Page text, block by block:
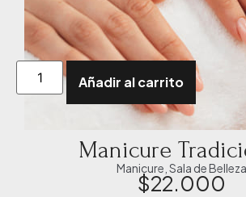
Añadir al carrito
Manicure
Manicure Sala de Belleza
$22.000